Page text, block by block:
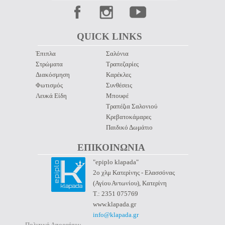
QUICK LINKS
ΕΠΙΚΟΙΝΩΝΙΑ
Έπιπλα
Στρώματα
Διακόσμηση
Φωτισμός
Λευκά Είδη
Σαλόνια
Τραπεζαρίες
Καρέκλες
Συνθέσεις
Μπουφέ
Τραπέζια Σαλονιού
Κρεβατοκάμαρες
Παιδικό Δωμάτιο
"epiplo klapada"
2ο χλμ Κατερίνης - Ελασσόνας
(Αγίου Αντωνίου), Κατερίνη
Τ.: 2351 075769
www.klapada.gr
info@klapada.gr